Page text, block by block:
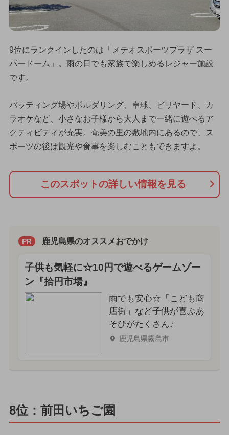
9位にランクインしたのは「メテオスポーツプラザ スー
パードーム」。雨の日でも家族で楽しめるレジャー施設
です。
バッティング場やボルダリング、卓球、ビリヤード、カ
ラオケなど、小さなお子様から大人まで一緒に遊べるア
クティビティが充実。奄美の里の敷地内にあるので、ス
ポーツの後は観光や食事を楽しむこともできますよ。
このスポットの詳しい情報を見る
PR 鹿児島県のオススメおでかけ
子供も気軽に☆10円で遊べるゲームゾー
ン『拾円市場』
雨でも安心☆「こども商
店街」など子供が喜ぶあ
そびがたくさん♪
鹿児島県霧島市
8位：前田いちご園